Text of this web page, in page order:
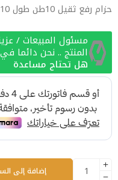
حزام رفع ثقيل 10طن طول 10متر دبل اوول سيف
مسئول المبيعات /
المنتج .. نحن دائما
هل تحتاج مساعدة
إضافة إلى